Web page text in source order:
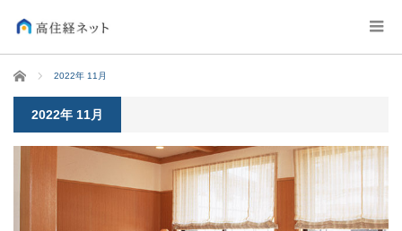
ホーム 2022年 11月
2022年 11月